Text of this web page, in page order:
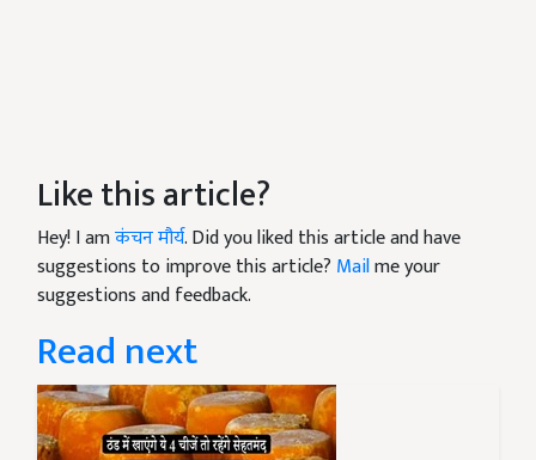
Like this article?
Hey! I amकंचन मौर्य. Did you liked this article and have
suggestions to improve this article? Mailme your
suggestions and feedback.
Read next